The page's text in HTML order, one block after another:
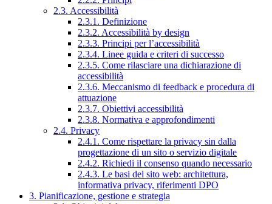
2.3. Accessibilità
2.3.1. Definizione
2.3.2. Accessibilità by design
2.3.3. Principi per l’accessibilità
2.3.4. Linee guida e criteri di successo
2.3.5. Come rilasciare una dichiarazione di
accessibilità
2.3.6. Meccanismo di feedback e procedura di
attuazione
2.3.7. Obiettivi accessibilità
2.3.8. Normativa e approfondimenti
2.4. Privacy
2.4.1. Come rispettare la privacy sin dalla
progettazione di un sito o servizio digitale
2.4.2. Richiedi il consenso quando necessario
2.4.3. Le basi del sito web: architettura,
informativa privacy, riferimenti DPO
3. Pianificazione, gestione e strategia